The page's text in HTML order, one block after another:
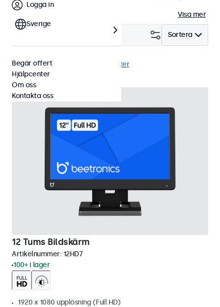
anpassat utefter alla miljöer.
Visa mer
Sortera
BNC (CVBS) Rensa filter
12 Tums Bildskärm
Artikelnummer: 12HD7
100+ i lager
1920 x 1080 upplösning (Full HD)
Logga in
Sverige
Begär offert
Hjälpcenter
Om oss
Kontakta oss